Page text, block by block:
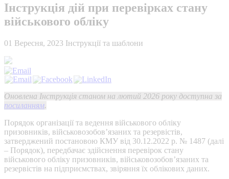
Інструкція дій при перевірках стану
військового обліку
01 Вересня, 2023 Інструкції та шаблони
Оновлена Інструкція станом на лютий 2026 року доступна за
посиланням.
Порядок організації та ведення військового обліку
призовників, військовозобов’язаних та резервістів,
затверджений постановою КМУ від 30.12.2022 р. № 1487 (далі
– Порядок), передбачає здійснення перевірок стану
військового обліку призовників, військовозобов’язаних та
резервістів на підприємствах, звіряння їх облікових даних.